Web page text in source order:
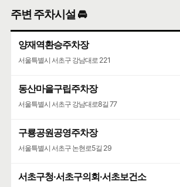
주변 주차시설 🚘
양재역환승주차장
서울특별시 서초구 강남대로 221
동산마을구립주차장
서울특별시 서초구 강남대로8길 77
구룡공원공영주차장
서울특별시 서초구 논현로5길 29
서초구청·서초구의회·서초보건소